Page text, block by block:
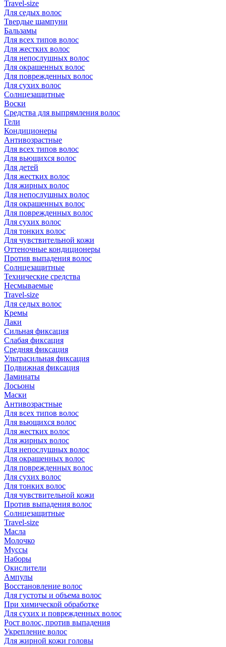
Travel-size
Для седых волос
Твердые шампуни
Бальзамы
Для всех типов волос
Для жестких волос
Для непослушных волос
Для окрашенных волос
Для поврежденных волос
Для сухих волос
Солнцезащитные
Воски
Средства для выпрямления волос
Гели
Кондиционеры
Антивозрастные
Для всех типов волос
Для вьющихся волос
Для детей
Для жестких волос
Для жирных волос
Для непослушных волос
Для окрашенных волос
Для поврежденных волос
Для сухих волос
Для тонких волос
Для чувствительной кожи
Оттеночные кондиционеры
Против выпадения волос
Солнцезащитные
Технические средства
Несмываемые
Travel-size
Для седых волос
Кремы
Лаки
Сильная фиксация
Слабая фиксация
Средняя фиксация
Ультрасильная фиксация
Подвижная фиксация
Ламинаты
Лосьоны
Маски
Антивозрастные
Для всех типов волос
Для вьющихся волос
Для жестких волос
Для жирных волос
Для непослушных волос
Для окрашенных волос
Для поврежденных волос
Для сухих волос
Для тонких волос
Для чувствительной кожи
Против выпадения волос
Солнцезащитные
Travel-size
Масла
Молочко
Муссы
Наборы
Окислители
Ампулы
Восстановление волос
Для густоты и объема волос
При химической обработке
Для сухих и поврежденных волос
Рост волос, против выпадения
Укрепление волос
Для жирной кожи головы